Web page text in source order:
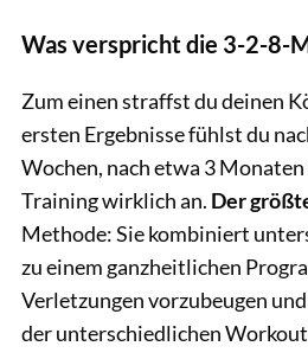
Was verspricht die 3-2-8-
Zum einen straffst du deinen
ersten Ergebnisse fühlst du
Wochen, nach etwa 3
Training wirklich an. Der
Methode: Sie kombiniert
zu einem ganzheitlichen
Verletzungen vorzubeugen
der unterschiedlichen